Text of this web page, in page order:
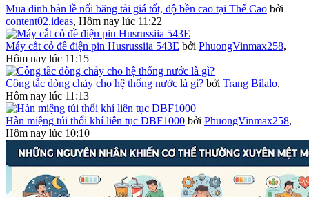
Mua đinh bản lề nối băng tải giá tốt, độ bền cao tại Thế Cao bởi
content02.ideas, Hôm nay lúc 11:22
Máy cắt cỏ đề điện pin Husrussiia 543E bởi PhuongVinmax258,
Hôm nay lúc 11:15
Công tắc dòng chảy cho hệ thống nước là gì? bởi Trang Bilalo,
Hôm nay lúc 11:13
Hàn miệng túi thổi khí liên tục DBF1000 bởi PhuongVinmax258,
Hôm nay lúc 10:10